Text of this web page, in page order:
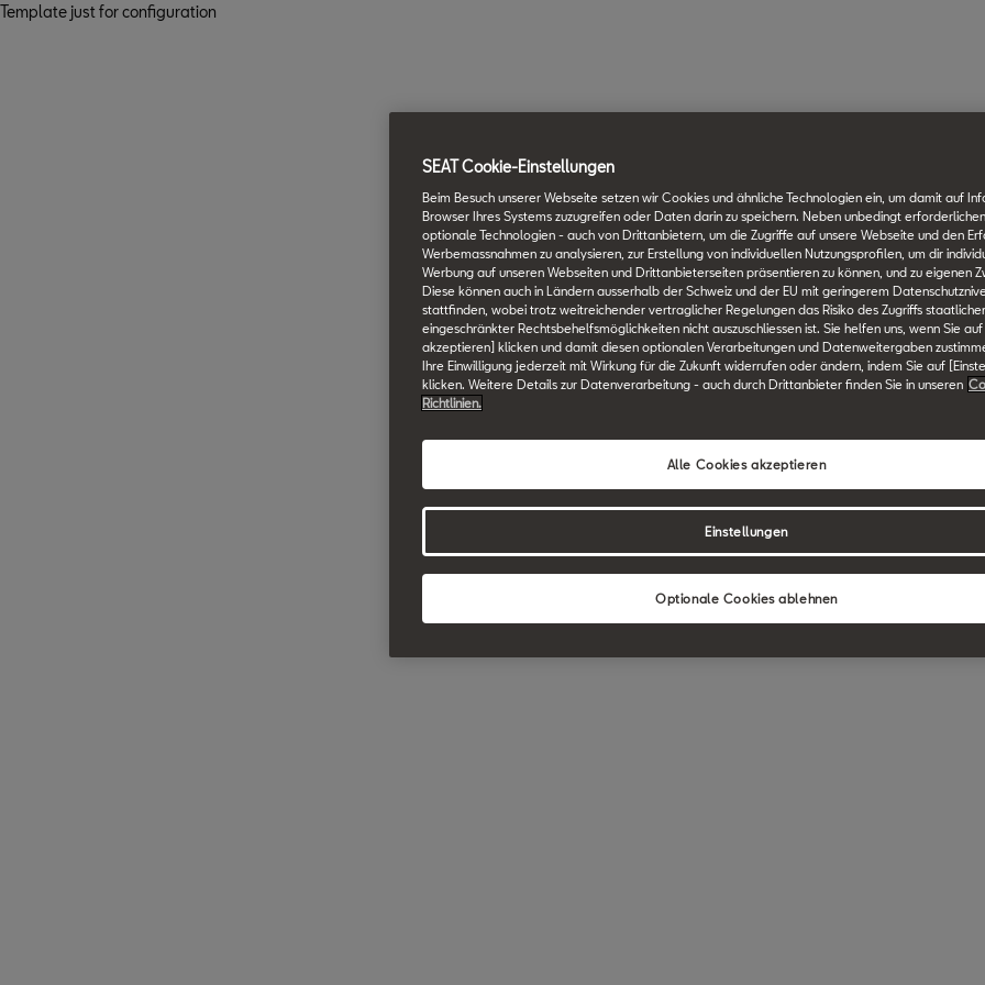
Template just for configuration
SEAT Cookie-Einstellungen
Beim Besuch unserer Webseite setzen wir Cookies und ähnliche Technologien ein, um damit auf
Browser Ihres Systems zuzugreifen oder Daten darin zu speichern. Neben unbedingt
optionale Technologien - auch von Drittanbietern, um die Zugriffe auf unsere Webseite und den
Werbemassnahmen zu analysieren, zur Erstellung von individuellen Nutzungsprofilen, um dir
Werbung auf unseren Webseiten und Drittanbieterseiten präsentieren zu können, und zu eigenen
Diese können auch in Ländern ausserhalb der Schweiz und der EU mit geringerem
stattfinden, wobei trotz weitreichender vertraglicher Regelungen das Risiko des Zugriffs
eingeschränkter Rechtsbehelfsmöglichkeiten nicht auszuschliessen ist. Sie helfen uns, wenn Sie
akzeptieren] klicken und damit diesen optionalen Verarbeitungen und Datenweitergaben
Ihre Einwilligung jederzeit mit Wirkung für die Zukunft widerrufen oder ändern, indem Sie auf
klicken. Weitere Details zur Datenverarbeitung - auch durch Drittanbieter finden Sie in unseren
Richtlinien.
Optionale Cookies ablehnen
Alle Cookies akzeptieren
Einstellungen